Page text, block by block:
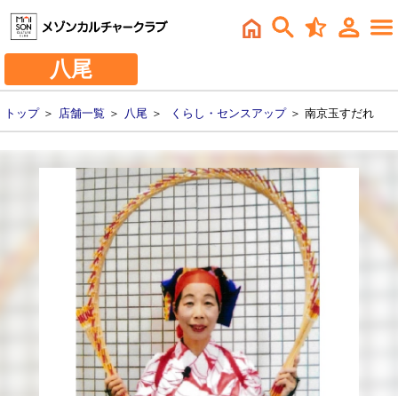
八尾
トップ＞ 店舗一覧 ＞ 八尾 ＞ くらし・センスアップ＞ 南京玉すだれ